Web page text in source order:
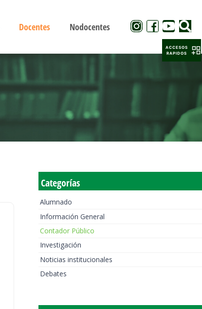
Docentes Nodocentes
Categorías
Alumnado
Información General
Contador Público
Investigación
Noticias institucionales
Debates
ACCESOS
RAPIDOS